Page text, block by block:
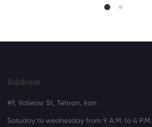
Address
#9, Valieasr St, Tehran, Iran
Satuday to wednesday from 9 A.M. to 4 P.M.